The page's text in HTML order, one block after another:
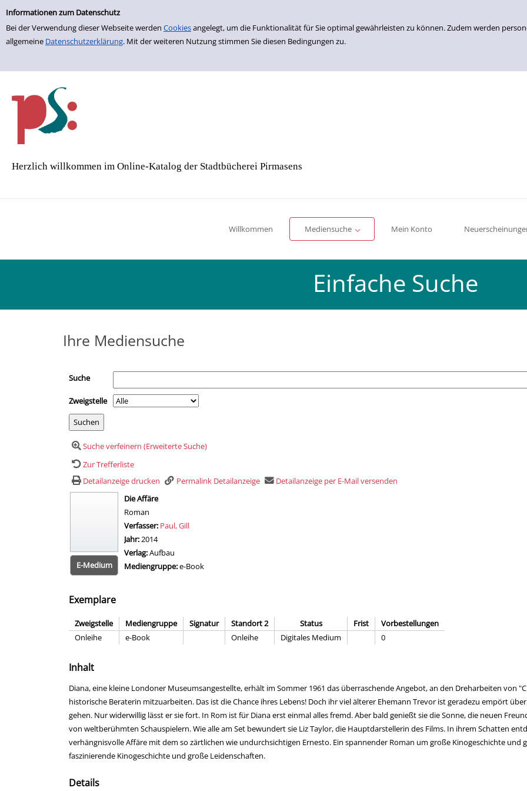
Einfache Suche
Informationen zum Datenschutz
Bei der Verwendung dieser Webseite werden Cookiesangelegt, um die Funktionalität für Sie optimal gewährleisten zu können. Zudem werden
allgemeine Datenschutzerklärung. Mit der weiteren Nutzung stimmen Sie diesen Bedingungen zu.
Zur Detailanzeige springen
Herzlich willkommen im Online-Katalog der Stadtbücherei Pirmasens
Willkommen
Mediensuche
Mein Konto
Einfache Suche
Ihre Mediensuche
Suche
Zweigstelle
Suche verfeinern (Erweiterte Suche)
Zur Trefferliste
Detailanzeige drucken
Permalink Detailanzeige Detailanzeige per E-Mail versenden
wird in neuem Tab geöffnet
E-Medium
Die Affäre
Roman
Verfasser: Suche nach diesem Verfasser
Paul, Gill
Jahr:2014
Verlag:Aufbau
Mediengruppe:e-Book
Exemplare
Zweigstelle Mediengruppe Signatur Standort 2 Status Frist
Vorbestellungen
Onleihe
e-Book Onleihe Digitales Medium 0
Inhalt
Diana, eine kleine Londoner Museumsangestellte, erhält im Sommer 1961 das überraschende Angebot, an den Dreharbeiten von
historische Beraterin mitzuarbeiten. Das ist die Chance ihres Lebens! Doch ihr viel älterer Ehemann Trevor ist geradezu empört
gehen. Nur widerwillig lässt er sie fort. In Rom ist für Diana erst einmal alles fremd. Aber bald genießt sie die Sonne, die neuen
von weltberühmten Schauspielern. Wie alle am Set bewundert sie Liz Taylor, die Hauptdarstellerin des Films. In ihrem Schatten
verhängnisvolle Affäre mit dem so zärtlichen wie undurchsichtigen Ernesto. Ein spannender Roman um große Kinogeschichte und
faszinierende Kinogeschichte und große Leidenschaften.
Details